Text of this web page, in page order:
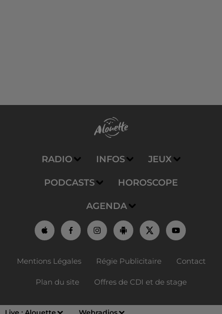
RADIO INFOS JEUX
PODCASTS HOROSCOPE
AGENDA
Mentions Légales Régie Publicitaire Contact
Plan du site Offres de CDI et de stage